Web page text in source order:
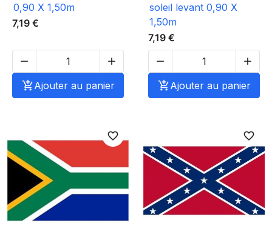
0,90 X 1,50m
7,19 €


Ajouter au panier
soleil levant 0,90 X
1,50m
7,19 €


Ajouter au panier
favorite_border favorite_border